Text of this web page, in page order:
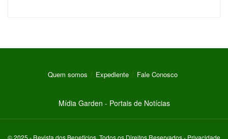
Quem somos Expediente Fale Conosco
Mídia Garden - Portais de Notícias